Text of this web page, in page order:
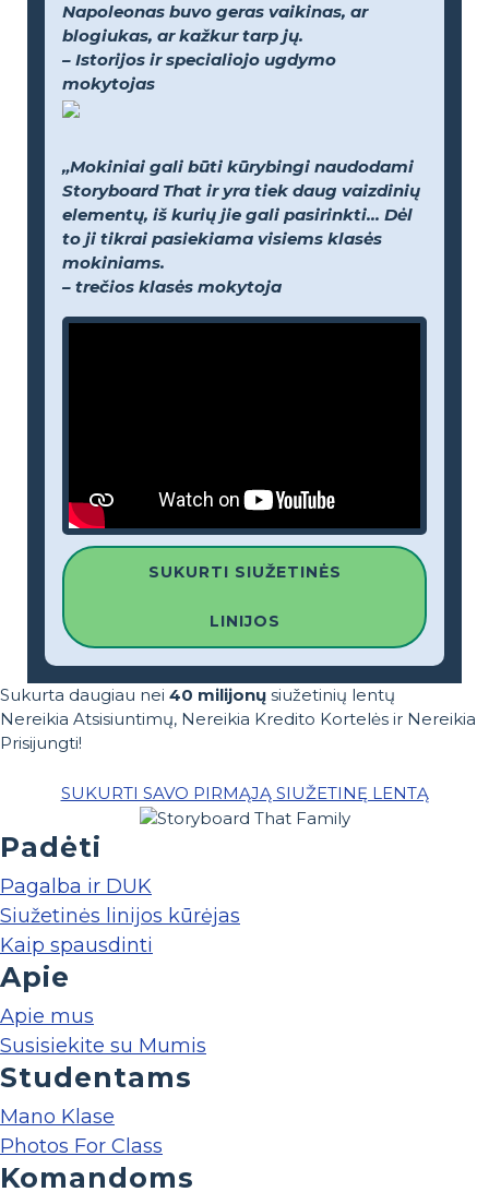
Napoleonas buvo geras vaikinas, ar
blogiukas, ar kažkur tarp jų.
– Istorijos ir specialiojo ugdymo
mokytojas
„Mokiniai gali būti kūrybingi naudodami
Storyboard That ir yra tiek daug vaizdinių
elementų, iš kurių jie gali pasirinkti... Dėl
to ji tikrai pasiekiama visiems klasės
mokiniams.
– trečios klasės mokytoja
SUKURTI SIUŽETINĖS
LINIJOS
Sukurta daugiau nei 40 milijonų siužetinių lentų
Nereikia Atsisiuntimų, Nereikia Kredito Kortelės ir Nereikia
Prisijungti!
SUKURTI SAVO PIRMĄJĄ SIUŽETINĘ LENTĄ
Padėti
Pagalba ir DUK
Siužetinės linijos kūrėjas
Kaip spausdinti
Apie
Apie mus
Susisiekite su Mumis
Studentams
Mano Klase
Photos For Class
Komandoms